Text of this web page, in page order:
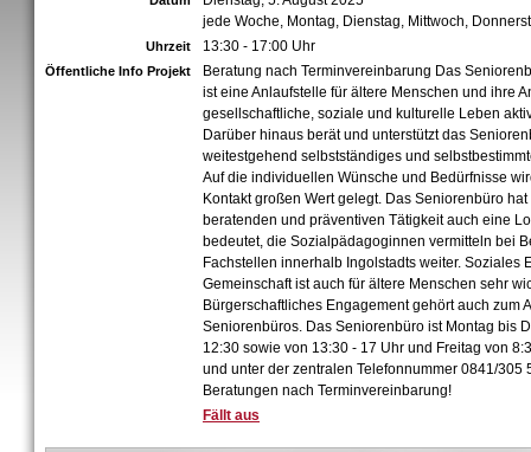
jede Woche, Montag, Dienstag, Mittwoch,
Uhrzeit 13:30 - 17:00 Uhr
Öffentliche Info Projekt
Beratung nach Terminvereinbarung Das
ist eine Anlaufstelle für ältere Menschen und ihre
gesellschaftliche, soziale und kulturelle Leben
Darüber hinaus berät und unterstützt das
weitestgehend selbstständiges und
Auf die individuellen Wünsche und Bedürfnisse
Kontakt großen Wert gelegt. Das Seniorenbüro
beratenden und präventiven Tätigkeit auch eine
bedeutet, die Sozialpädagoginnen vermitteln bei
Fachstellen innerhalb Ingolstadts weiter. Soziales
Gemeinschaft ist auch für ältere Menschen sehr
Bürgerschaftliches Engagement gehört auch zum
Seniorenbüros. Das Seniorenbüro ist Montag bis
12:30 sowie von 13:30 - 17 Uhr und Freitag von
und unter der zentralen Telefonnummer 0841/305
Beratungen nach Terminvereinbarung!
Fällt aus